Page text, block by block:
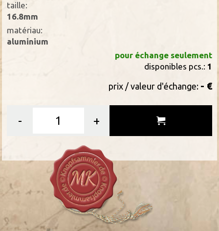
taille:
16.8mm
matériau:
aluminium
pour échange seulement
disponibles pcs.: 1
prix / valeur d'échange: - €
- +